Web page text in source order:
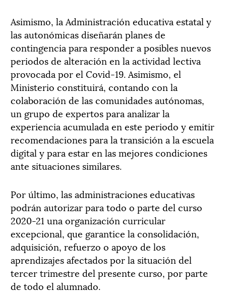
Asimismo, la Administración educativa estatal y
las autonómicas diseñarán planes de
contingencia para responder a posibles nuevos
periodos de alteración en la actividad lectiva
provocada por el Covid-19. Asimismo, el
Ministerio constituirá, contando con la
colaboración de las comunidades autónomas,
un grupo de expertos para analizar la
experiencia acumulada en este periodo y emitir
recomendaciones para la transición a la escuela
digital y para estar en las mejores condiciones
ante situaciones similares.
Por último, las administraciones educativas
podrán autorizar para todo o parte del curso
2020-21 una organización curricular
excepcional, que garantice la consolidación,
adquisición, refuerzo o apoyo de los
aprendizajes afectados por la situación del
tercer trimestre del presente curso, por parte
de todo el alumnado.